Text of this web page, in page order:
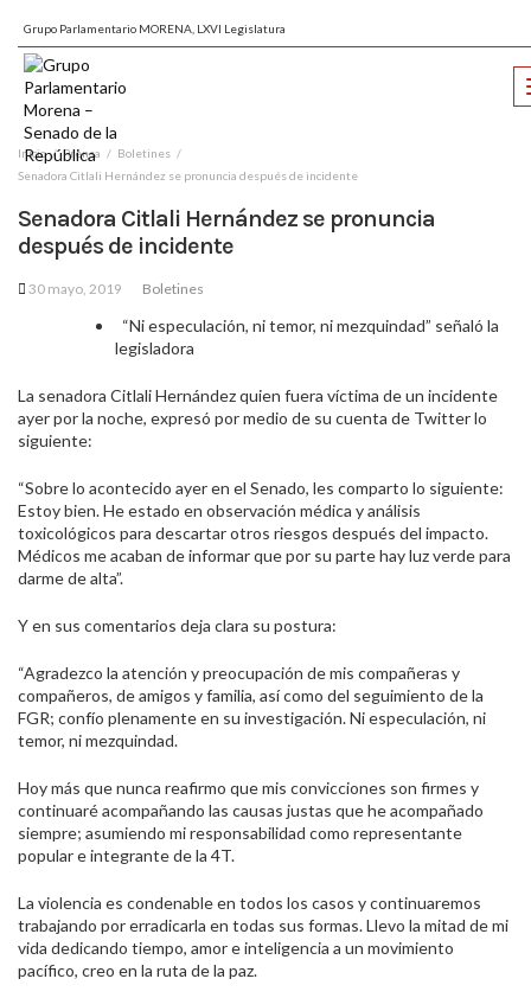
Grupo Parlamentario MORENA, LXVI Legislatura
Inicio Prensa
Boletines
Senadora Citlali Hernández se pronuncia después de incidente
Senadora Citlali Hernández se pronuncia
después de incidente
30 mayo, 2019 Boletines
“Ni especulación, ni temor, ni mezquindad” señaló la
legisladora
La senadora Citlali Hernández quien fuera víctima de un incidente
ayer por la noche, expresó por medio de su cuenta de Twitter lo
siguiente:
“Sobre lo acontecido ayer en el Senado, les comparto lo siguiente:
Estoy bien. He estado en observación médica y análisis
toxicológicos para descartar otros riesgos después del impacto.
Médicos me acaban de informar que por su parte hay luz verde para
darme de alta”.
Y en sus comentarios deja clara su postura:
“Agradezco la atención y preocupación de mis compañeras y
compañeros, de amigos y familia, así como del seguimiento de la
FGR; confío plenamente en su investigación. Ni especulación, ni
temor, ni mezquindad.
Hoy más que nunca reafirmo que mis convicciones son firmes y
continuaré acompañando las causas justas que he acompañado
siempre; asumiendo mi responsabilidad como representante
popular e integrante de la 4T.
La violencia es condenable en todos los casos y continuaremos
trabajando por erradicarla en todas sus formas. Llevo la mitad de mi
vida dedicando tiempo, amor e inteligencia a un movimiento
pacífico, creo en la ruta de la paz.